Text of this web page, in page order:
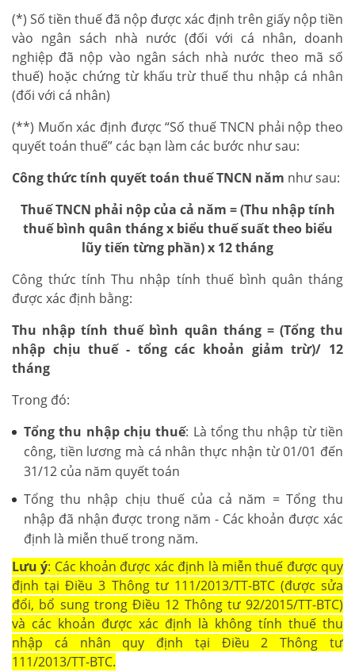
(*) Số tiền thuế đã nộp được xác định trên giấy nộp tiền
vào ngân sách nhà nước (đối với cá nhân, doanh
nghiệp đã nộp vào ngân sách nhà nước theo mã số
thuế) hoặc chứng từ khấu trừ thuế thu nhập cá nhân
(đối với cá nhân)
(**) Muốn xác định được “Số thuế TNCN phải nộp theo
quyết toán thuế” các bạn làm các bước như sau:
Công thức tính quyết toán thuế TNCN năm như sau:
Thuế TNCN phải nộp của cả năm = (Thu nhập tính
thuế bình quân tháng x biểu thuế suất theo biểu
lũy tiến từng phần) x 12 tháng
Công thức tính Thu nhập tính thuế bình quân tháng
được xác định bằng:
Thu nhập tính thuế bình quân tháng = (Tổng thu
nhập chịu thuế - tổng các khoản giảm trừ)/ 12
tháng
Trong đó:
Tổng thu nhập chịu thuế: Là tổng thu nhập từ tiền
công, tiền lương mà cá nhân thực nhận từ 01/01 đến
31/12 của năm quyết toán
Tổng thu nhập chịu thuế của cả năm = Tổng thu
nhập đã nhận được trong năm - Các khoản được xác
định là miễn thuế trong năm.
Lưu ý: Các khoản được xác định là miễn thuế được quy
định tại Điều 3 Thông tư 111/2013/TT-BTC (được sửa
đổi, bổ sung trong Điều 12 Thông tư 92/2015/TT-BTC)
và các khoản được xác định là không tính thuế thu
nhập cá nhân quy định tại Điều 2 Thông tư
111/2013/TT-BTC.